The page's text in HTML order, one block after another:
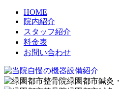
HOME
院内紹介
スタッフ紹介
料金表
お問い合わせ